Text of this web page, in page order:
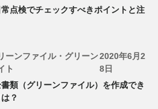
常点検でチェックすべきポイントと注
ーンファイル・グリーン
ト
2020年6月2
8日
類（グリーンファイル）を作成でき
？